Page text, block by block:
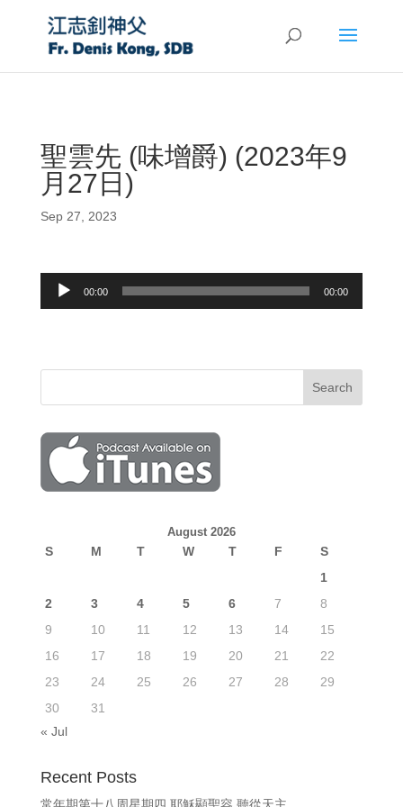
聖雲先 (味增爵) (2023年9
月27日)
Sep 27, 2023
Audio
00:00 00:00
August 2026
S M T W T F
S
1
2
3 4 5 6 7
8
9
10 11 12 13 14
15
16
17 18 19 20 21
22
23
24 25 26 27 28
29
30
31
« Jul
Recent Posts